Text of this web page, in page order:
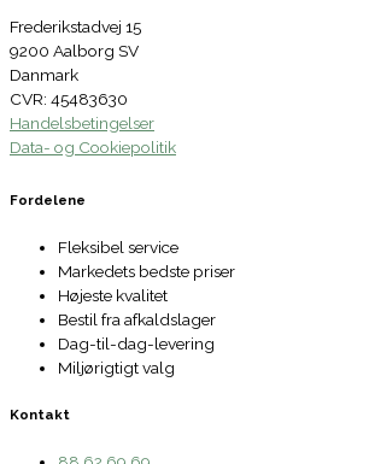
Frederikstadvej 15
9200 Aalborg SV
Danmark
CVR: 45483630
Handelsbetingelser
Data- og Cookiepolitik
Fordelene
Fleksibel service
Markedets bedste priser
Højeste kvalitet
Bestil fra afkaldslager
Dag-til-dag-levering
Miljørigtigt valg
Kontakt